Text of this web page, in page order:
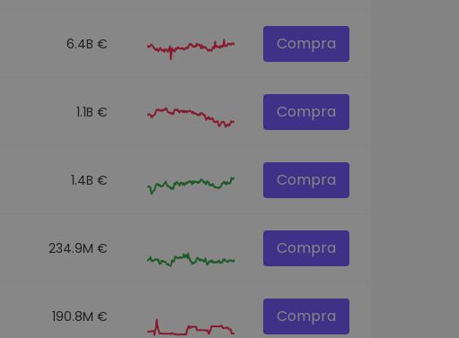
6.4B € Compra
1.1B € Compra
1.4B € Compra
234.9M € Compra
190.8M € Compra